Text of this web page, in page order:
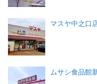
マスヤ中之口
ムサシ食品館